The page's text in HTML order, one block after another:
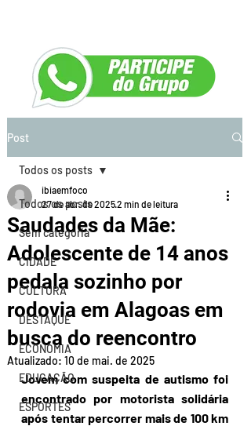
Post
Todos os posts
Sem categoria
CIDADE
CULTURA
DESTAQUE
ECONOMIA
EDUCAÇÃO
ESPORTES
Todos os posts
Saudades da Mãe:
Adolescente de 14 anos
pedala sozinho por
rodovia em Alagoas em
busca do reencontro
ibiaemfoco
27 de abr. de 20252 min de leitura
Atualizado: 10 de mai. de 2025
Jovem com suspeita de autismo foi
encontrado por motorista solidária
após tentar percorrer mais de 100 km